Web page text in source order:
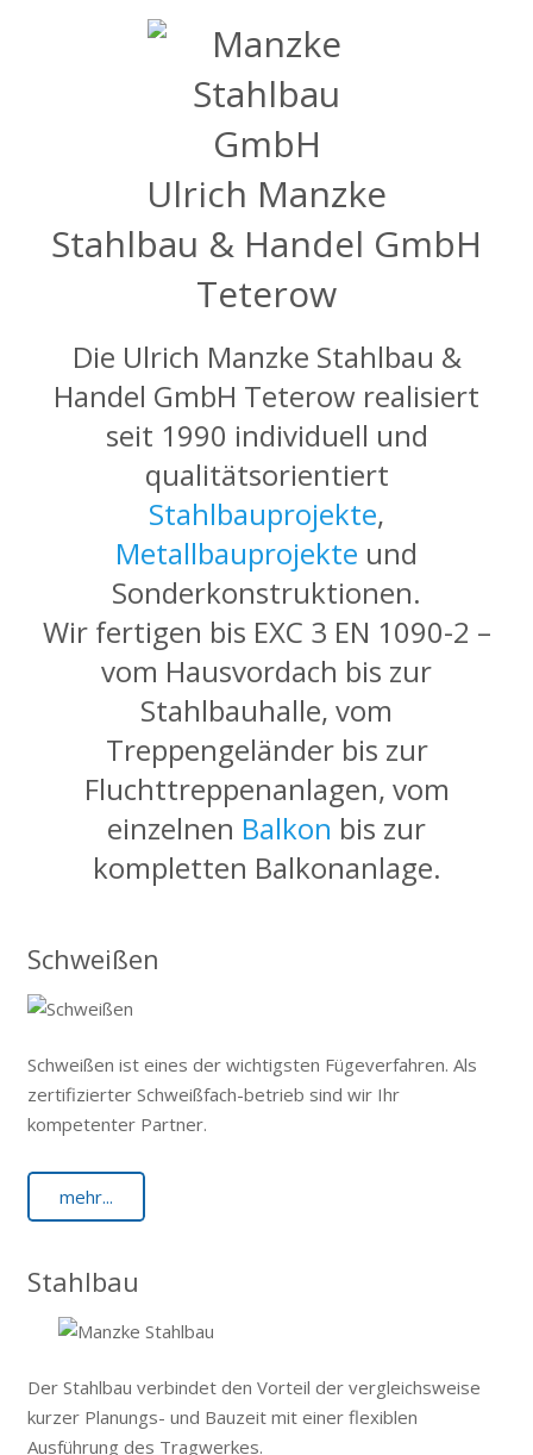
Ulrich Manzke
Stahlbau & Handel GmbH
Teterow
Die Ulrich Manzke Stahlbau &
Handel GmbH Teterow realisiert
seit 1990 individuell und
qualitätsorientiert
Stahlbauprojekte,
Metallbauprojekte und
Sonderkonstruktionen.
Wir fertigen bis EXC 3 EN 1090-2 –
vom Hausvordach bis zur
Stahlbauhalle, vom
Treppengeländer bis zur
Fluchttreppenanlagen, vom
einzelnen Balkon bis zur
kompletten Balkonanlage.
Schweißen
Schweißen ist eines der wichtigsten Fügeverfahren. Als
zertifizierter Schweißfach-betrieb sind wir Ihr
kompetenter Partner.
mehr...
Stahlbau
Der Stahlbau verbindet den Vorteil der vergleichsweise
kurzer Planungs- und Bauzeit mit einer flexiblen
Ausführung des Tragwerkes.